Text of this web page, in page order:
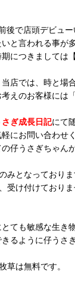
で店頭デビュー
と言われる事が
につきましては
店では、時と場
えのお客様には
ぎ成長日記にて
にお問い合わせく
仔うさぎちゃん
みとなっておりま
受け付けておりま
ても敏感な生き
るように仔うさ
草は無料です。